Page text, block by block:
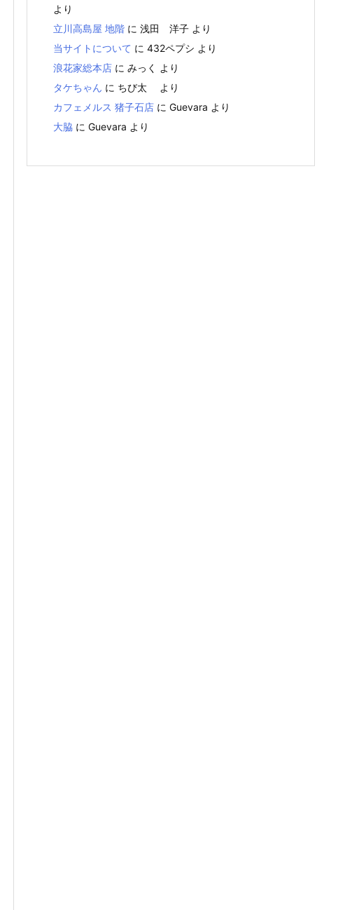
より
立川高島屋 地階 に 浅田 洋子 より
当サイトについて に 432ペプシ より
浪花家総本店 に みっく
より
タケちゃん に ちび太
より
カフェメルス 猪子石店 に Guevara より
大脇 に Guevara より